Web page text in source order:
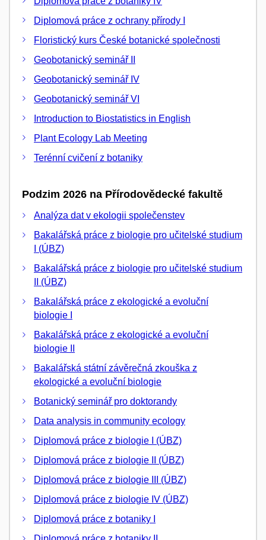
Diplomová práce z ochrany přírody I
Floristický kurs České botanické společnosti
Geobotanický seminář II
Geobotanický seminář IV
Geobotanický seminář VI
Introduction to Biostatistics in English
Plant Ecology Lab Meeting
Terénní cvičení z botaniky
Podzim 2026 na Přírodovědecké fakultě
Analýza dat v ekologii společenstev
Bakalářská práce z biologie pro učitelské studium
I (ÚBZ)
Bakalářská práce z biologie pro učitelské studium
II (ÚBZ)
Bakalářská práce z ekologické a evoluční
biologie I
Bakalářská práce z ekologické a evoluční
biologie II
Bakalářská státní závěrečná zkouška z
ekologické a evoluční biologie
Botanický seminář pro doktorandy
Data analysis in community ecology
Diplomová práce z biologie I (ÚBZ)
Diplomová práce z biologie II (ÚBZ)
Diplomová práce z biologie III (ÚBZ)
Diplomová práce z biologie IV (ÚBZ)
Diplomová práce z botaniky I